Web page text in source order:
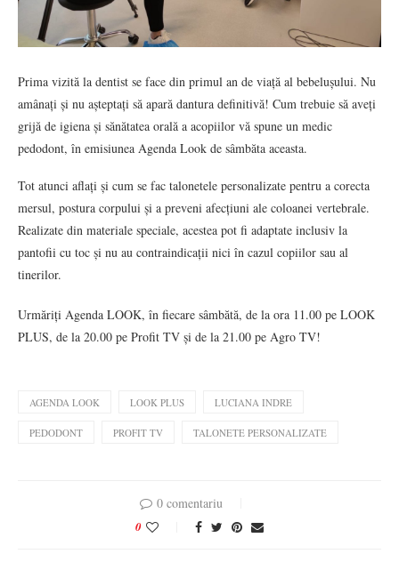
Prima vizită la dentist se face din primul an de viață al bebelușului. Nu
amânați și nu așteptați să apară dantura definitivă! Cum trebuie să aveți
grijă de igiena și sănătatea orală a acopiilor vă spune un medic
pedodont, în emisiunea Agenda Look de sâmbăta aceasta.
Tot atunci aflați și cum se fac talonetele personalizate pentru a corecta
mersul, postura corpului și a preveni afecțiuni ale coloanei vertebrale.
Realizate din materiale speciale, acestea pot fi adaptate inclusiv la
pantofii cu toc și nu au contraindicații nici în cazul copiilor sau al
tinerilor.
Urmăriți Agenda LOOK, în fiecare sâmbătă, de la ora 11.00 pe LOOK
PLUS, de la 20.00 pe Profit TV și de la 21.00 pe Agro TV!
AGENDA LOOK LOOK PLUS LUCIANA INDRE
PEDODONT PROFIT TV TALONETE PERSONALIZATE
0 comentariu
0